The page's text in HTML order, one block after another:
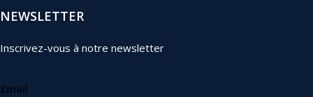
NEWSLETTER
Inscrivez-vous à notre newsletter
Email